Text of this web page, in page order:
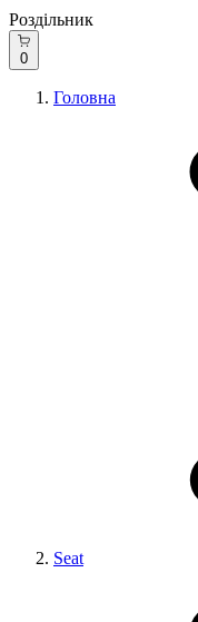
Роздільник
0
Головна
Seat